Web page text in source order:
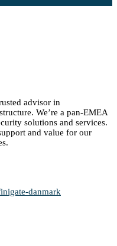
advisor in
We’re a pan-EMEA
solutions and services.
and value for our
danmark